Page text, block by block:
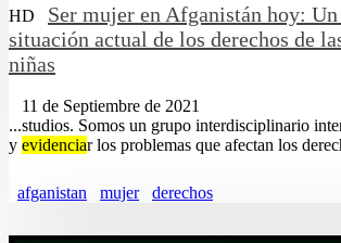
HD
Ser mujer en Afganistán hoy:
situación actual de los derechos de
niñas
11 de Septiembre de 2021
...studios. Somos un grupo interdisciplinario
y evidenciar los problemas que afectan los
afganistan mujer derechos